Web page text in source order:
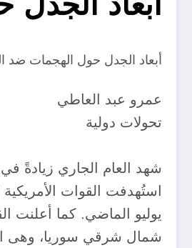
أبعاد الجدل حول الهجمات ضد
عمرو عبد العاطي
تحولات دولية
شهد العام الجاري زيادةً
استُهدفت القوات